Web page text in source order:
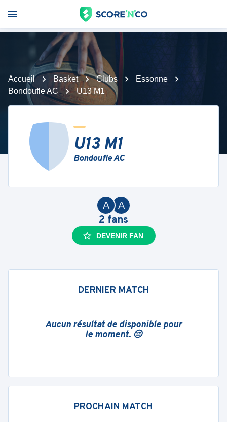
Accueil Basket Clubs
Essonne
Bondoufle AC
U13 M1
U13 M1
Bondoufle AC
A
A
2 fans
DEVENIR FAN
DERNIER MATCH
Aucun résultat de disponible pour
le moment. 😔
PROCHAIN MATCH